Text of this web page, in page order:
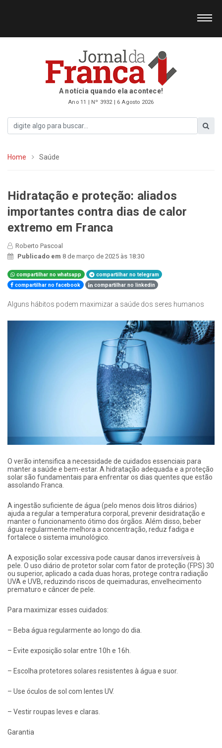
A notícia quando ela acontece!
Ano 11 | Nº 3932 | 6 Agosto 2026
Home Saúde
Hidratação e proteção: aliados
importantes contra dias de calor
extremo em Franca
Roberto Pascoal
Publicado em 8 de março de 2025 às 18:30
compartilhar no whatsapp
compartilhar no telegram
compartilhar no facebook
compartilhar no linkedin
Alguns hábitos podem maximizar a saúde dos seres humanos
O verão intensifica a necessidade de cuidados essenciais para
manter a saúde e bem-estar. A hidratação adequada e a proteção
solar são fundamentais para enfrentar os dias quentes que estão
assolando Franca.
A ingestão suficiente de água (pelo menos dois litros diários)
ajuda a regular a temperatura corporal, prevenir desidratação e
manter o funcionamento ótimo dos órgãos. Além disso, beber
água regularmente melhora a concentração, reduz fadiga e
fortalece o sistema imunológico.
A exposição solar excessiva pode causar danos irreversíveis à
pele. O uso diário de protetor solar com fator de proteção (FPS) 30
ou superior, aplicado a cada duas horas, protege contra radiação
UVA e UVB, reduzindo riscos de queimaduras, envelhecimento
prematuro e câncer de pele.
Para maximizar esses cuidados:
– Beba água regularmente ao longo do dia.
– Evite exposição solar entre 10h e 16h.
– Escolha protetores solares resistentes à água e suor.
– Use óculos de sol com lentes UV.
– Vestir roupas leves e claras.
Garantia